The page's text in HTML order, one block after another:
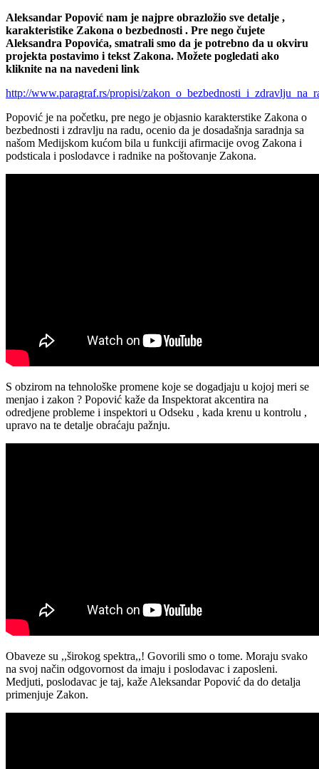
Aleksandar Popović nam je najpre obrazložio sve detalje ,
karakteristike Zakona o bezbednosti . Pre nego čujete
Aleksandra Popovića, smatrali smo da je potrebno da u okviru
projekta postavimo i tekst Zakona. Možete pogledati ako
Popović je na početku, pre nego je objasnio karakterstike Zakona o
bezbednosti i zdravlju na radu, ocenio da je dosadašnja saradnja sa
našom Medijskom kućom bila u funkciji afirmacije ovog Zakona i
S obzirom na tehnološke promene koje se dogadjaju u kojoj meri se
menjao i zakon ? Popović kaže da Inspektorat akcentira na
odredjene probleme i inspektori u Odseku , kada krenu u kontrolu ,
Obaveze su ,,širokog spektra,,! Govorili smo o tome. Moraju svako
na svoj način odgovornost da imaju i poslodavac i zaposleni.
Medjuti, poslodavac je taj, kaže Aleksandar Popović da do detalja